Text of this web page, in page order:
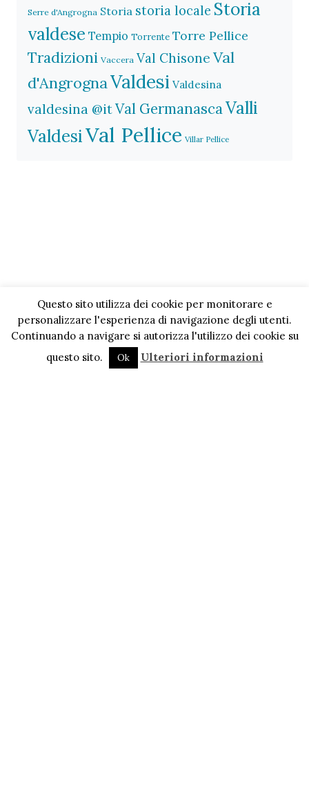
Serre d'Angrogna Storia storia locale Storia
valdese Tempio Torrente Torre Pellice
Tradizioni Vaccera Val Chisone Val
d'AngrognaValdesi Valdesina
valdesina @itVal GermanascaValli
ValdesiVal Pellice Villar Pellice
Questo sito utilizza dei cookie per monitorare e
personalizzare l'esperienza di navigazione degli utenti.
Continuando a navigare si autorizza l'utilizzo dei cookie su
questo sito.
Ok Ulteriori informazioni